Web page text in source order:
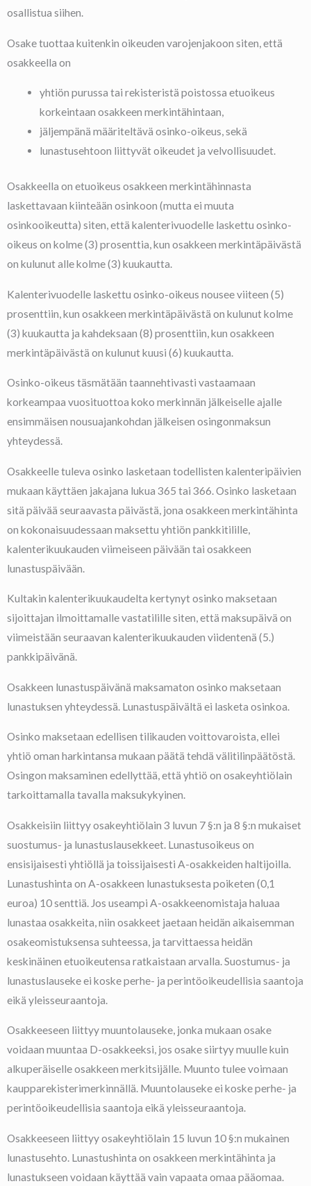
osallistua siihen.
Osake tuottaa kuitenkin oikeuden varojenjakoon siten, että
osakkeella on
yhtiön purussa tai rekisteristä poistossa etuoikeus
korkeintaan osakkeen merkintähintaan,
jäljempänä määriteltävä osinko-oikeus, sekä
lunastusehtoon liittyvät oikeudet ja velvollisuudet.
Osakkeella on etuoikeus osakkeen merkintähinnasta
laskettavaan kiinteään osinkoon (mutta ei muuta
osinkooikeutta) siten, että kalenterivuodelle laskettu osinko-
oikeus on kolme (3) prosenttia, kun osakkeen merkintäpäivästä
on kulunut alle kolme (3) kuukautta.
Kalenterivuodelle laskettu osinko-oikeus nousee viiteen (5)
prosenttiin, kun osakkeen merkintäpäivästä on kulunut kolme
(3) kuukautta ja kahdeksaan (8) prosenttiin, kun osakkeen
merkintäpäivästä on kulunut kuusi (6) kuukautta.
Osinko-oikeus täsmätään taannehtivasti vastaamaan
korkeampaa vuosituottoa koko merkinnän jälkeiselle ajalle
ensimmäisen nousuajankohdan jälkeisen osingonmaksun
yhteydessä.
Osakkeelle tuleva osinko lasketaan todellisten kalenteripäivien
mukaan käyttäen jakajana lukua 365 tai 366. Osinko lasketaan
sitä päivää seuraavasta päivästä, jona osakkeen merkintähinta
on kokonaisuudessaan maksettu yhtiön pankkitilille,
kalenterikuukauden viimeiseen päivään tai osakkeen
lunastuspäivään.
Kultakin kalenterikuukaudelta kertynyt osinko maksetaan
sijoittajan ilmoittamalle vastatilille siten, että maksupäivä on
viimeistään seuraavan kalenterikuukauden viidentenä (5.)
pankkipäivänä.
Osakkeen lunastuspäivänä maksamaton osinko maksetaan
lunastuksen yhteydessä. Lunastuspäivältä ei lasketa osinkoa.
Osinko maksetaan edellisen tilikauden voittovaroista, ellei
yhtiö oman harkintansa mukaan päätä tehdä välitilinpäätöstä.
Osingon maksaminen edellyttää, että yhtiö on osakeyhtiölain
tarkoittamalla tavalla maksukykyinen.
Osakkeisiin liittyy osakeyhtiölain 3 luvun 7 §:n ja 8 §:n mukaiset
suostumus- ja lunastuslausekkeet. Lunastusoikeus on
ensisijaisesti yhtiöllä ja toissijaisesti A-osakkeiden haltijoilla.
Lunastushinta on A-osakkeen lunastuksesta poiketen (0,1
euroa) 10 senttiä. Jos useampi A-osakkeenomistaja haluaa
lunastaa osakkeita, niin osakkeet jaetaan heidän aikaisemman
osakeomistuksensa suhteessa, ja tarvittaessa heidän
keskinäinen etuoikeutensa ratkaistaan arvalla. Suostumus- ja
lunastuslauseke ei koske perhe- ja perintöoikeudellisia saantoja
eikä yleisseuraantoja.
Osakkeeseen liittyy muuntolauseke, jonka mukaan osake
voidaan muuntaa D-osakkeeksi, jos osake siirtyy muulle kuin
alkuperäiselle osakkeen merkitsijälle. Muunto tulee voimaan
kaupparekisterimerkinnällä. Muuntolauseke ei koske perhe- ja
perintöoikeudellisia saantoja eikä yleisseuraantoja.
Osakkeeseen liittyy osakeyhtiölain 15 luvun 10 §:n mukainen
lunastusehto. Lunastushinta on osakkeen merkintähinta ja
lunastukseen voidaan käyttää vain vapaata omaa pääomaa.